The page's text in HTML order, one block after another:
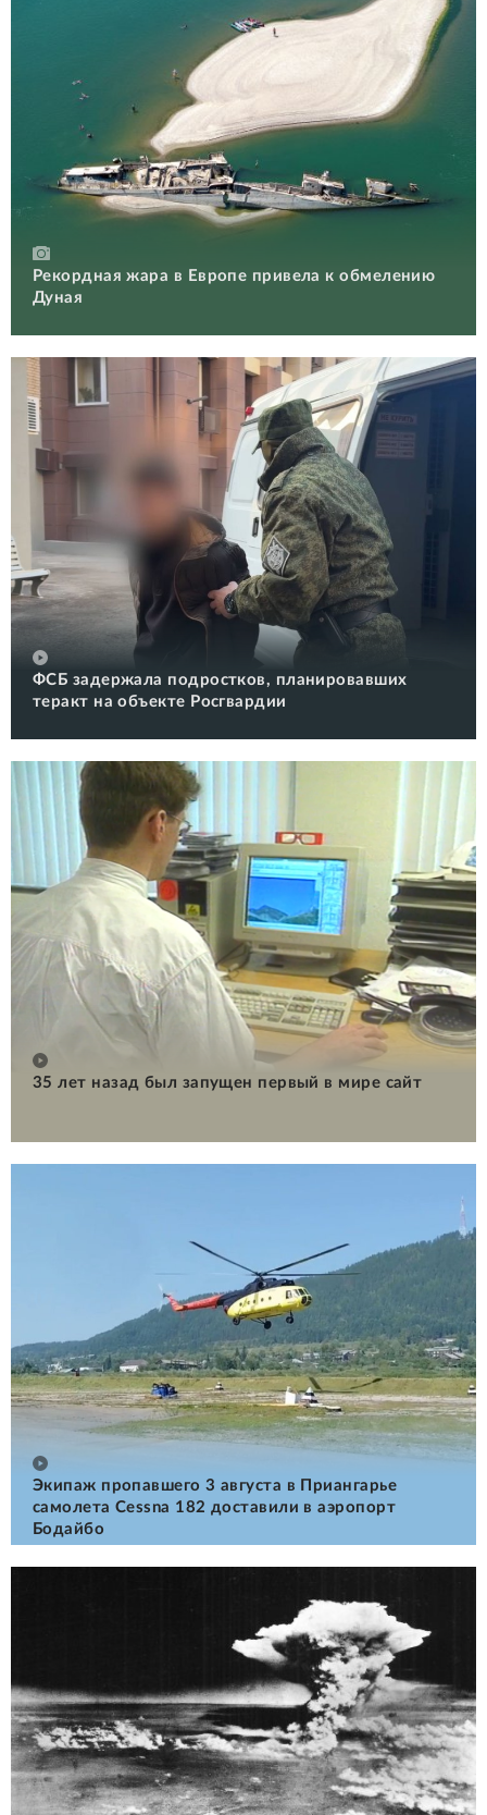
Рекордная жара в Европе привела к обмелению
Дуная
ФСБ задержала подростков, планировавших
теракт на объекте Росгвардии
35 лет назад был запущен первый в мире сайт
Экипаж пропавшего 3 августа в Приангарье
самолета Cessna 182 доставили в аэропорт
Бодайбо